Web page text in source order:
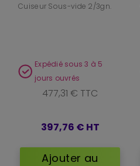
Cuiseur Sous-vide 2/3gn.
Expédié sous 3 à 5
jours ouvrés
477,31 € TTC
397,76 € HT
Ajouter au